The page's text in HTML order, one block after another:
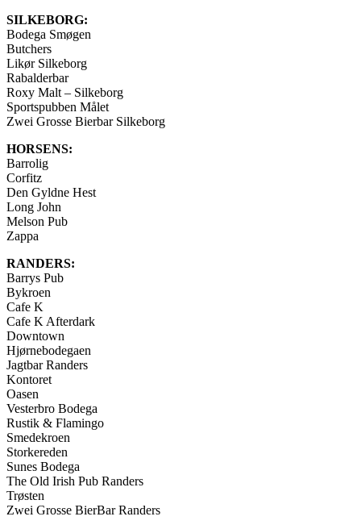
SILKEBORG:
Bodega Smøgen
Butchers
Likør Silkeborg
Rabalderbar
Roxy Malt – Silkeborg
Sportspubben Målet
Zwei Grosse Bierbar Silkeborg
HORSENS:
Barrolig
Corfitz
Den Gyldne Hest
Long John
Melson Pub
Zappa
RANDERS:
Barrys Pub
Bykroen
Cafe K
Cafe K Afterdark
Downtown
Hjørnebodegaen
Jagtbar Randers
Kontoret
Oasen
Vesterbro Bodega
Rustik & Flamingo
Smedekroen
Storkereden
Sunes Bodega
The Old Irish Pub Randers
Trøsten
Zwei Grosse BierBar Randers